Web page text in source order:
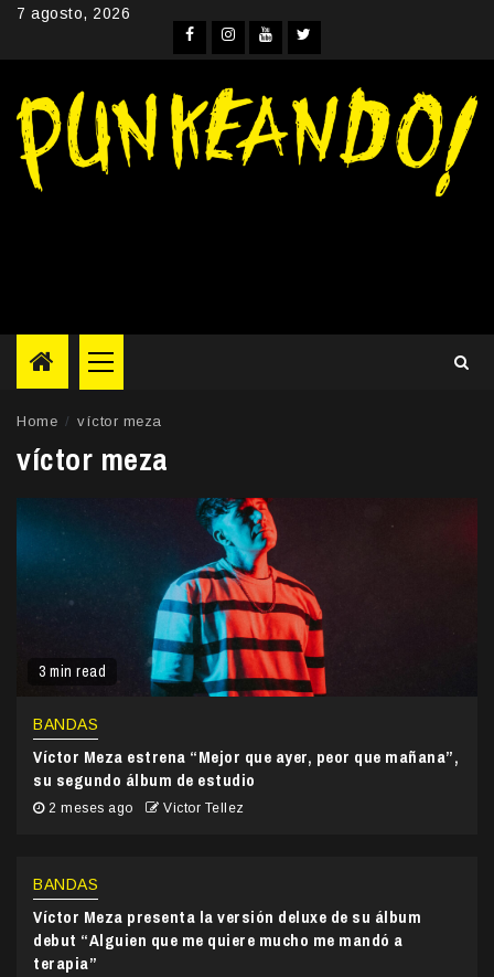
Skip7 agosto, 2026
Facebook
Instagram
YouTubeTwitter
Primary
Menu
Home víctor meza
víctor meza
3 min read
BANDAS
Víctor Meza estrena “Mejor que ayer, peor que mañana”,
su segundo álbum de estudio
2 meses ago Victor Tellez
BANDAS
Víctor Meza presenta la versión deluxe de su álbum
debut “Alguien que me quiere mucho me mandó a
terapia”